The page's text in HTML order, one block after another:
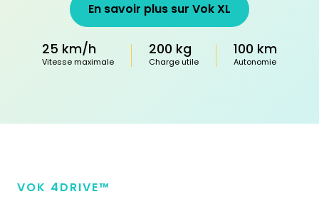
En savoir plus sur Vok XL
25 km/h
Vitesse maximale
200 kg
Charge utile
100 km
Autonomie
VOK 4DRIVE™